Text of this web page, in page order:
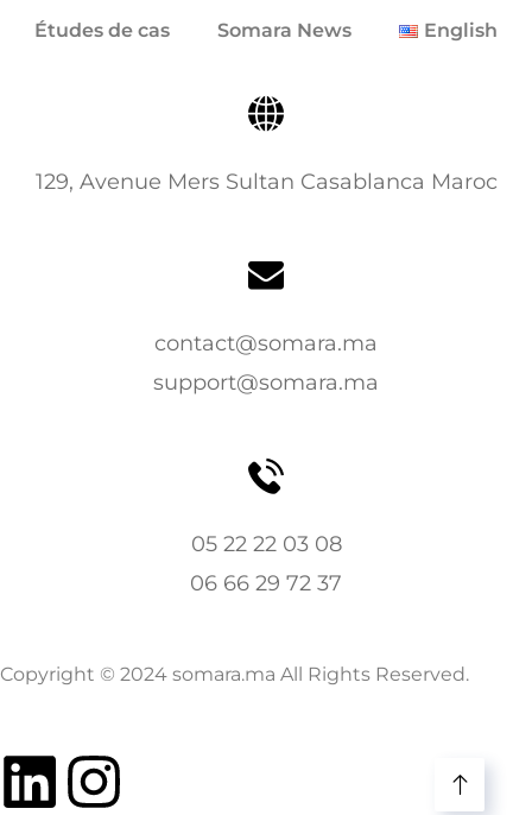
Études de cas Somara News English
129, Avenue Mers Sultan Casablanca Maroc
contact@somara.ma
support@somara.ma
05 22 22 03 08
06 66 29 72 37
Copyright © 2024 somara.ma All Rights Reserved.